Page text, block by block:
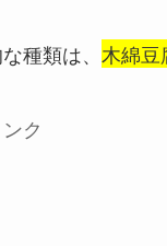
種類は、 木綿豆
ク